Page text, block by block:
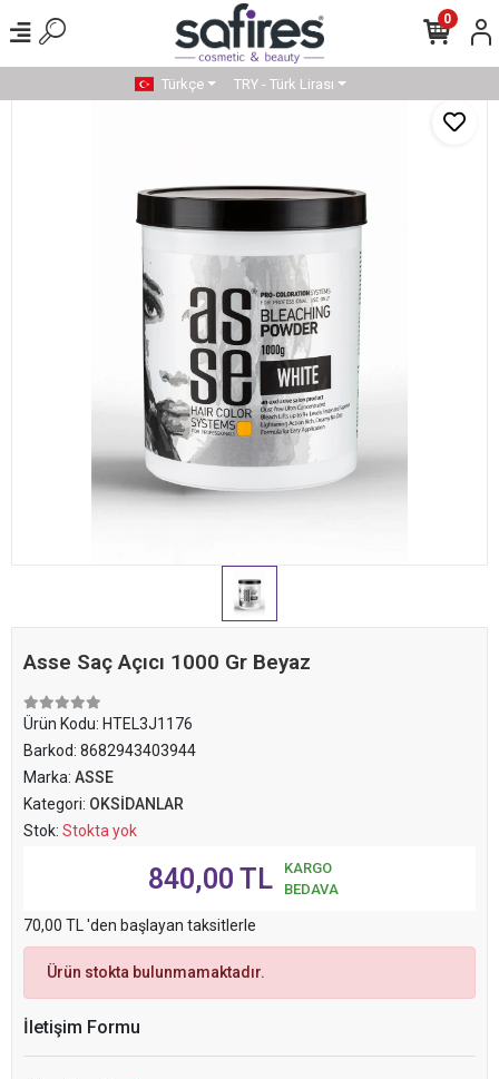
0
Türkçe TRY - Türk Lirası
Asse Saç Açıcı 1000 Gr Beyaz
Ürün Kodu: HTEL3J1176
Barkod: 8682943403944
Marka: ASSE
Kategori: OKSİDANLAR
Stok: Stokta yok
840,00 TL
KARGO
BEDAVA
70,00 TL 'den başlayan taksitlerle
Ürün stokta bulunmamaktadır.
İletişim Formu